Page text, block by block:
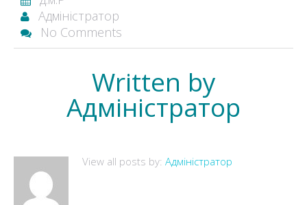
Адміністратор
No Comments
Written by
Адміністратор
View all posts by: Адміністратор